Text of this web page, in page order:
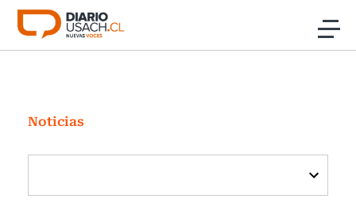
Click acá para ir directamente al contenido
Investigación
Cultura
Programas Radio y TV Usach
Noticias